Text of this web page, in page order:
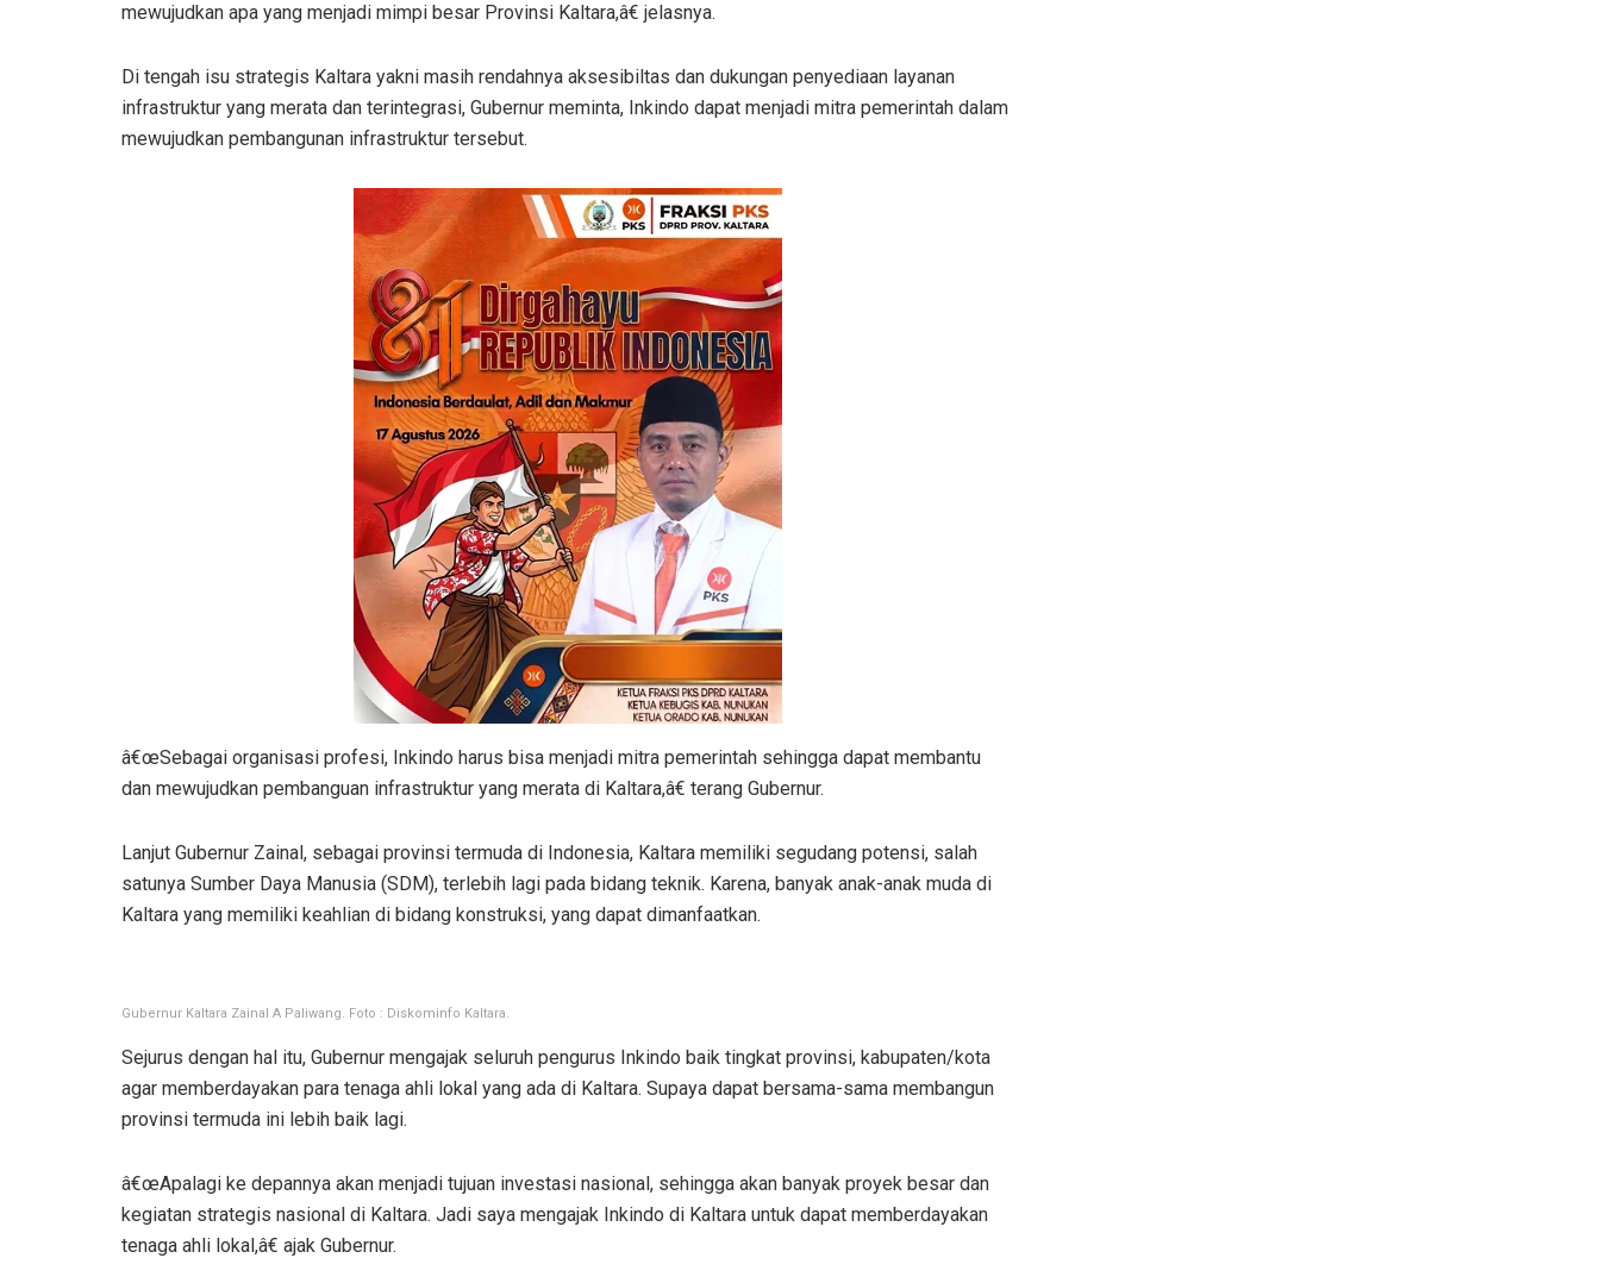
mewujudkan apa yang menjadi mimpi besar Provinsi Kaltara,â€ jelasnya.
Di tengah isu strategis Kaltara yakni masih rendahnya aksesibiltas dan dukungan penyediaan layanan
infrastruktur yang merata dan terintegrasi, Gubernur meminta, Inkindo dapat menjadi mitra pemerintah dalam
mewujudkan pembangunan infrastruktur tersebut.
â€œSebagai organisasi profesi, Inkindo harus bisa menjadi mitra pemerintah sehingga dapat membantu
dan mewujudkan pembanguan infrastruktur yang merata di Kaltara,â€ terang Gubernur.
Lanjut Gubernur Zainal, sebagai provinsi termuda di Indonesia, Kaltara memiliki segudang potensi, salah
satunya Sumber Daya Manusia (SDM), terlebih lagi pada bidang teknik. Karena, banyak anak-anak muda di
Kaltara yang memiliki keahlian di bidang konstruksi, yang dapat dimanfaatkan.
Gubernur Kaltara Zainal A Paliwang. Foto : Diskominfo Kaltara.
Sejurus dengan hal itu, Gubernur mengajak seluruh pengurus Inkindo baik tingkat provinsi, kabupaten/kota
agar memberdayakan para tenaga ahli lokal yang ada di Kaltara. Supaya dapat bersama-sama membangun
provinsi termuda ini lebih baik lagi.
â€œApalagi ke depannya akan menjadi tujuan investasi nasional, sehingga akan banyak proyek besar dan
kegiatan strategis nasional di Kaltara. Jadi saya mengajak Inkindo di Kaltara untuk dapat memberdayakan
tenaga ahli lokal,â€ ajak Gubernur.